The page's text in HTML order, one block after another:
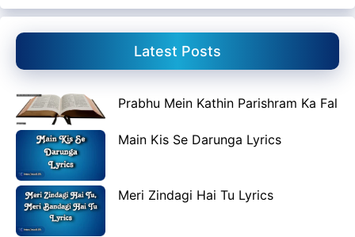
Latest Posts
Prabhu Mein Kathin Parishram Ka Fal
Main Kis Se Darunga Lyrics
Meri Zindagi Hai Tu Lyrics